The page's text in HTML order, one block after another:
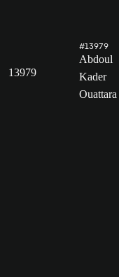
13979
#13979
Abdoul
Kader
Ouattara